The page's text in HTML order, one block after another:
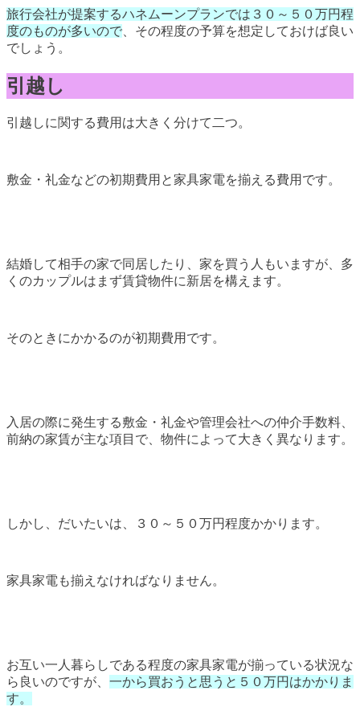
旅行会社が提案するハネムーンプランでは３０～５０万円程
度のものが多いので、その程度の予算を想定しておけば良い
でしょう。
引越し
引越しに関する費用は大きく分けて二つ。
敷金・礼金などの初期費用と家具家電を揃える費用です。
結婚して相手の家で同居したり、家を買う人もいますが、多
くのカップルはまず賃貸物件に新居を構えます。
そのときにかかるのが初期費用です。
入居の際に発生する敷金・礼金や管理会社への仲介手数料、
前納の家賃が主な項目で、物件によって大きく異なります。
しかし、だいたいは、３０～５０万円程度かかります。
家具家電も揃えなければなりません。
お互い一人暮らしである程度の家具家電が揃っている状況な
ら良いのですが、 一から買おうと思うと５０万円はかかりま
す。